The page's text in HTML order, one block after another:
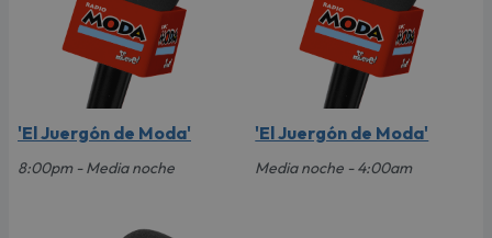
'El Juergón de Moda'
8:00pm - Media noche
'El Juergón de Moda'
Media noche - 4:00am